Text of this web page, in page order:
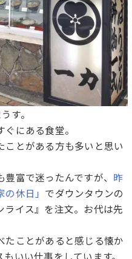
す。
にある食堂。
ことがある方も多いと思い
富で迷ったんですが、 昨
休日」 でダウンタウンの
イス』を注文。お代は先
たことがあると感じる懐か
いい仕事をしています。